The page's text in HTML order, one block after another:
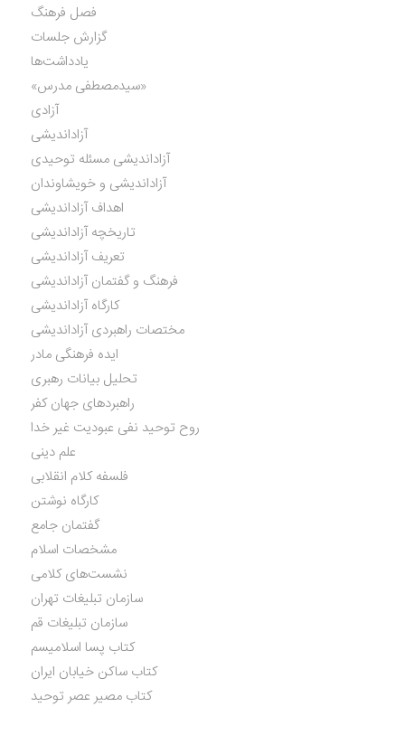
فصل فرهنگ
گزارش جلسات
یادداشت‌ها
«سیدمصطفی مدرس»
آزادی
آزاداندیشی
آزاداندیشی مسئله توحیدی
آزاداندیشی و خویشاوندان
اهداف آزاداندیشی
تاریخچه آزاداندیشی
تعریف آزاداندیشی
فرهنگ و گفتمان آزاداندیشی
کارگاه آزاداندیشی
مختصات راهبردی آزاداندیشی
ایده فرهنگی مادر
تحلیل بیانات رهبری
راهبردهای جهان کفر
روح توحید نفی عبودیت غیر خدا
علم دینی
فلسفه کلام انقلابی
کارگاه نوشتن
گفتمان جامع
مشخصات اسلام
نشست‌های کلامی
سازمان تبلیغات تهران
سازمان تبلیغات قم
کتاب پسا اسلامیسم
کتاب ساکن خیابان ایران
کتاب مصیر عصر توحید